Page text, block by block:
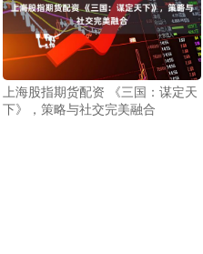
上海股指期货配资 《三国：谋定天
下》，策略与社交完美融合